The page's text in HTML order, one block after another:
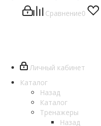
Сравнение0
Личный кабинет
Каталог
Назад
Каталог
Тренажеры
Назад